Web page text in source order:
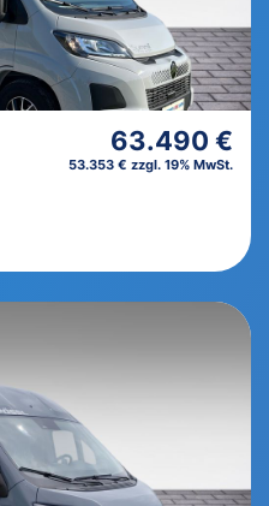
63.490 €
53.353 € zzgl. 19% MwSt.